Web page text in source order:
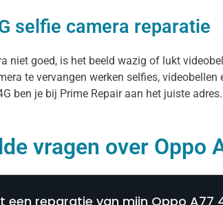
selfie camera reparatie
niet goed, is het beeld wazig of lukt
te vervangen werken selfies,
ben je bij Prime Repair aan het juiste adres.
vragen over Oppo
een reparatie van mijn Oppo A77